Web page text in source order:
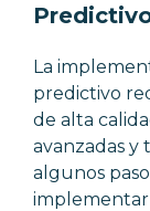
La
predictivo
de alta
avanzadas y
algunos
implementar